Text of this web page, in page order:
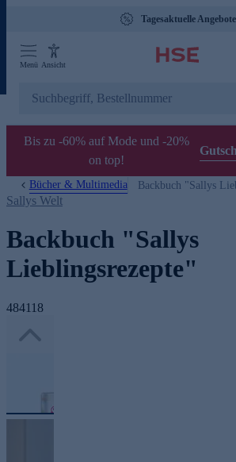
Tagesaktuelle Angebote
Menü Ansicht
Bis zu -60% auf Mode und -20%
on top!
Bücher & Multimedia Backbuch "Sallys
Sallys Welt
Backbuch "Sallys
Lieblingsrezepte"
484118